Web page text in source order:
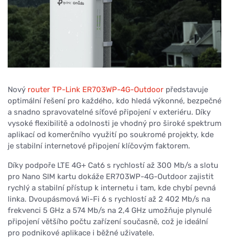
Nový router TP-Link ER703WP-4G-Outdoor představuje
optimální řešení pro každého, kdo hledá výkonné, bezpečné
a snadno spravovatelné síťové připojení v exteriéru. Díky
vysoké flexibilitě a odolnosti je vhodný pro široké spektrum
aplikací od komerčního využití po soukromé projekty, kde
je stabilní internetové připojení klíčovým faktorem.
Díky podpoře LTE 4G+ Cat6 s rychlostí až 300 Mb/s a slotu
pro Nano SIM kartu dokáže ER703WP-4G-Outdoor zajistit
rychlý a stabilní přístup k internetu i tam, kde chybí pevná
linka. Dvoupásmová Wi-Fi 6 s rychlostí až 2 402 Mb/s na
frekvenci 5 GHz a 574 Mb/s na 2,4 GHz umožňuje plynulé
připojení většího počtu zařízení současně, což je ideální
pro podnikové aplikace i běžné uživatele.